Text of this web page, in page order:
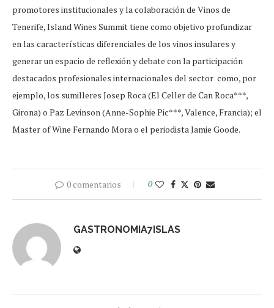
promotores institucionales y la colaboración de Vinos de
Tenerife, Island Wines Summit tiene como objetivo profundizar
en las características diferenciales de los vinos insulares y
generar un espacio de reflexión y debate con la participación
destacados profesionales internacionales del sector como, por
ejemplo, los sumilleres Josep Roca (El Celler de Can Roca***,
Girona) o Paz Levinson (Anne-Sophie Pic***, Valence, Francia); el
Master of Wine Fernando Mora o el periodista Jamie Goode.
0 comentarios 0
GASTRONOMIA7ISLAS